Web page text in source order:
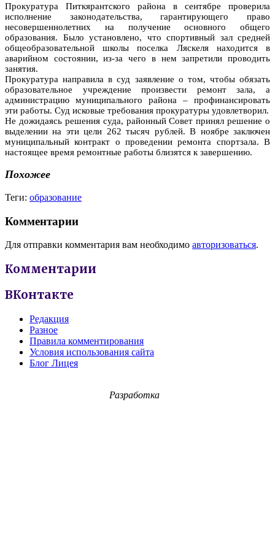
Прокуратура Питкярантского района в сентябре проверила
исполнение законодательства, гарантирующего право
несовершеннолетних на получение основного общего
образования. Было установлено, что спортивный зал средней
общеобразовательной школы поселка Ляскеля находится в
аварийном состоянии, из-за чего в нем запретили проводить
занятия.
Прокуратура направила в суд заявление о том, чтобы обязать
образовательное учреждение произвести ремонт зала, а
администрацию муниципального района – профинансировать
эти работы. Суд исковые требования прокуратуры удовлетворил.
Не дожидаясь решения суда, районный Совет принял решение о
выделении на эти цели 262 тысяч рублей. В ноябре заключен
муниципальный контракт о проведении ремонта спортзала. В
настоящее время ремонтные работы близятся к завершению.
Похожее
Теги: образование
Комментарии
Для отправки комментария вам необходимо авторизоваться.
Комментарии
ВКонтакте
Редакция
Разное
Правила комментирования
Условия использования сайта
Блог Лицея
Разработка